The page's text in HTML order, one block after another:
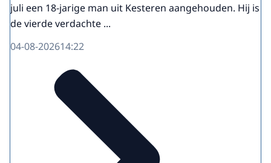
juli een 18-jarige man uit Kesteren aangehouden. Hij is
de vierde verdachte ...
04-08-202614:22